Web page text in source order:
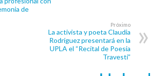
de
Próximo
La activista y poeta Claudia
Rodríguez presentará en la
UPLA el “Recital de Poesía
Travesti”